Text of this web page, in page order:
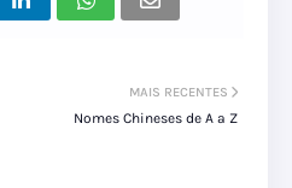
MAIS RECENTES
Nomes Chineses de A a Z